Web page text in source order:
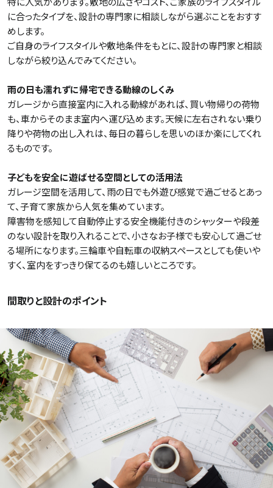
に合ったタイプを、設計の専門家に相談しながら選ぶことをおすす
めします。
ご自身のライフスタイルや敷地条件をもとに、設計の専門家と相談
しながら絞り込んでみてください。
雨の日も濡れずに帰宅できる動線のしくみ
ガレージから直接室内に入れる動線があれば、買い物帰りの荷物
も、車からそのまま室内へ運び込めます。天候に左右されない乗り
降りや荷物の出し入れは、毎日の暮らしを思いのほか楽にしてくれ
るものです。
子どもを安全に遊ばせる空間としての活用法
ガレージ空間を活用して、雨の日でも外遊び感覚で過ごせるとあっ
て、子育て家族から人気を集めています。
障害物を感知して自動停止する安全機能付きのシャッターや段差
のない設計を取り入れることで、小さなお子様でも安心して過ごせ
る場所になります。三輪車や自転車の収納スペースとしても使いや
すく、室内をすっきり保てるのも嬉しいところです。
間取りと設計のポイント